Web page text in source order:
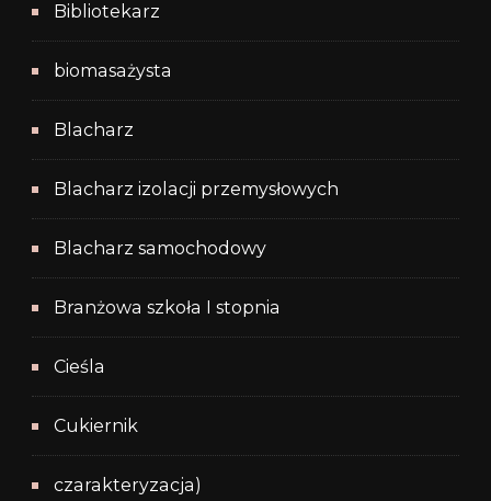
Bibliotekarz
biomasażysta
Blacharz
Blacharz izolacji przemysłowych
Blacharz samochodowy
Branżowa szkoła I stopnia
Cieśla
Cukiernik
czarakteryzacja)